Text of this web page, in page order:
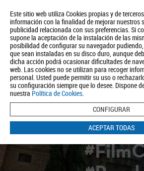
Este sitio web utiliza Cookies propias y de
información con la finalidad de mejorar nuestros
publicidad relacionada con sus preferencias. Si
supone la aceptación de la instalación de las
posibilidad de configurar su navegador
que sean instaladas en su disco duro, aunque
dicha acción podrá ocasionar dificultades de
web. Las cookies no se utilizan para recoger
personal. Usted puede permitir su uso o
su configuración siempre que lo desee. Dispone
nuestra Política de Cookies.
CONFIGURAR
ACEPTAR TODAS
Quiénes somos Turismo Política